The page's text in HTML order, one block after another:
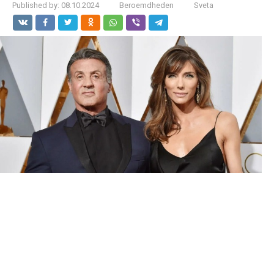
Published by: 08.10.2024 Beroemdheden Sveta